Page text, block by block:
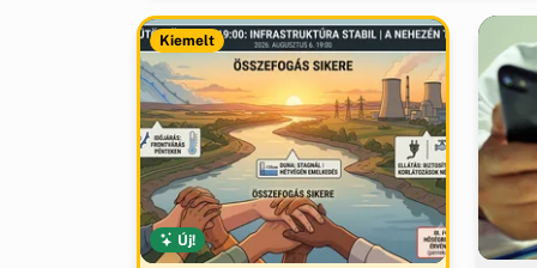
Kiemelt
Új!